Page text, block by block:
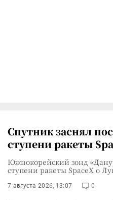
Спутник заснял
ступени ракеты
Южнокорейский зонд
ступени ракеты SpaceX о
7 августа 2026, 13:07 0